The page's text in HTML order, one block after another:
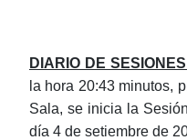
DIARIO DE
la hora 20:43 minutos,
Sala, se inicia la
día 4 de setiembre de